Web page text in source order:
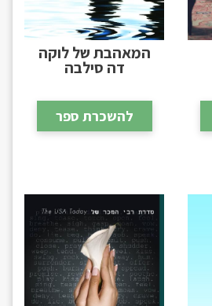
המאהבת של לוקה
דה סילבה
להשכרת ספר